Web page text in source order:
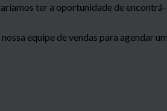
ter a oportunidade de
equipe de vendas para agendar